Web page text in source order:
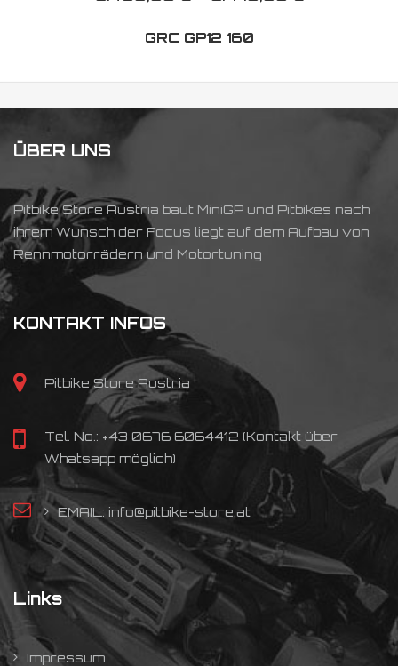
GRC GP12 160
ÜBER UNS
Pitbike Store Austria baut MiniGP und Pitbikes nach
ihrem Wunsch der Focus liegt auf dem Aufbau von
Rennmotorrädern und Motortuning
KONTAKT INFOS
Pitbike Store Austria
Tel. No.: +43 0676 6064412 (Kontakt über
Whatsapp möglich)
EMAIL: info@pitbike-store.at
Links
Impressum